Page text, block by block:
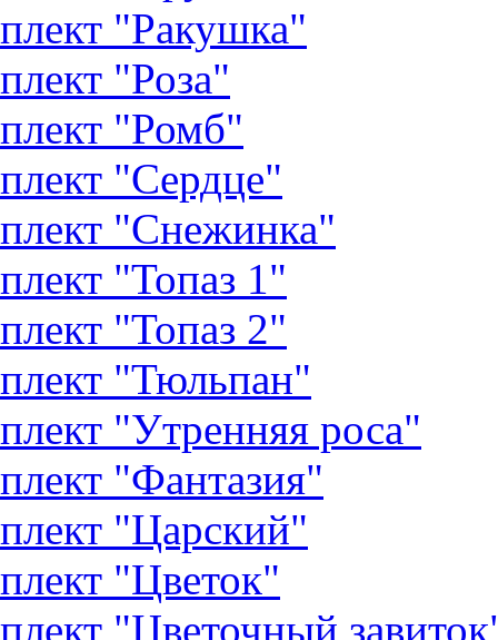
"Ракушка"
"Роза"
"Ромб"
"Сердце"
"Снежинка"
"Топаз 1"
"Топаз 2"
"Тюльпан"
"Утренняя роса"
"Фантазия"
"Царский"
"Цветок"
"Цветочный